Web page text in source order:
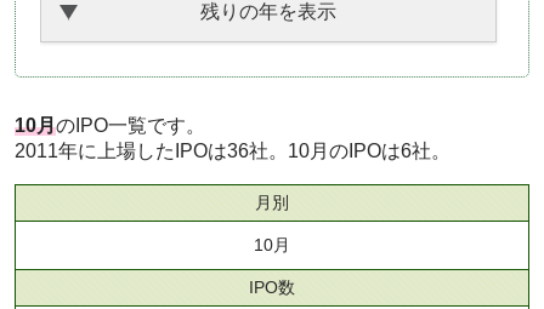
残りの年を表示
10月のIPO一覧です。
2011年に上場したIPOは36社。10月のIPOは6社。
月別
10月
IPO数